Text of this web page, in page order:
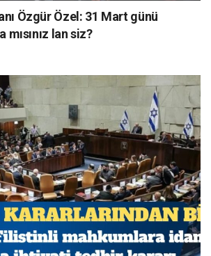
Özgür Özel: 31 Mart günü
mısınız lan siz?